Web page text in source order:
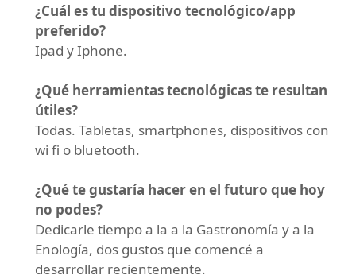
¿Cuál es tu dispositivo tecnológico/app
preferido?
Ipad y Iphone.
¿Qué herramientas tecnológicas te resultan
útiles?
Todas. Tabletas, smartphones, dispositivos con
wi fi o bluetooth.
¿Qué te gustaría hacer en el futuro que hoy
no podes?
Dedicarle tiempo a la a la Gastronomía y a la
Enología, dos gustos que comencé a
desarrollar recientemente.